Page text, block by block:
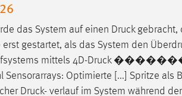
das System auf einen Druckgebracht,
gestartet, als das System den
mittels 4D-Druck
Sensorarrays: Optimierte [...] Spritze
Druck- verlauf im System während